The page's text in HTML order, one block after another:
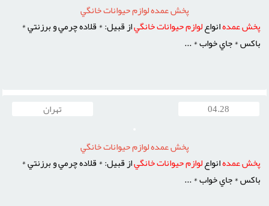
پخش عمده لوازم حيوانات خانگي
پخشعمدهانواعلوازمحيواناتخانگياز قبيل: * قلاده چرمي و برزنتي *
باکس * جاي خواب * ...
04.28 تهران
پخش عمده لوازم حيوانات خانگي
پخشعمدهانواعلوازمحيواناتخانگياز قبيل: * قلاده چرمي و برزنتي *
باکس * جاي خواب * ...